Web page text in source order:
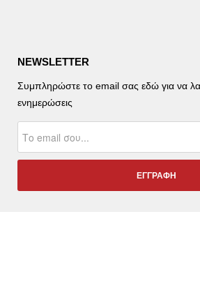
NEWSLETTER
Συμπληρώστε το email σας εδώ για να
ενημερώσεις